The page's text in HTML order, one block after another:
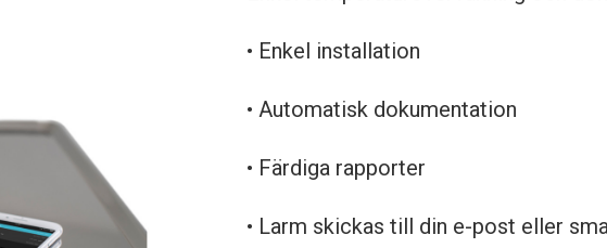
• Enkel installation
• Automatisk dokumentation
• Färdiga rapporter
• Larm skickas till din e-post eller